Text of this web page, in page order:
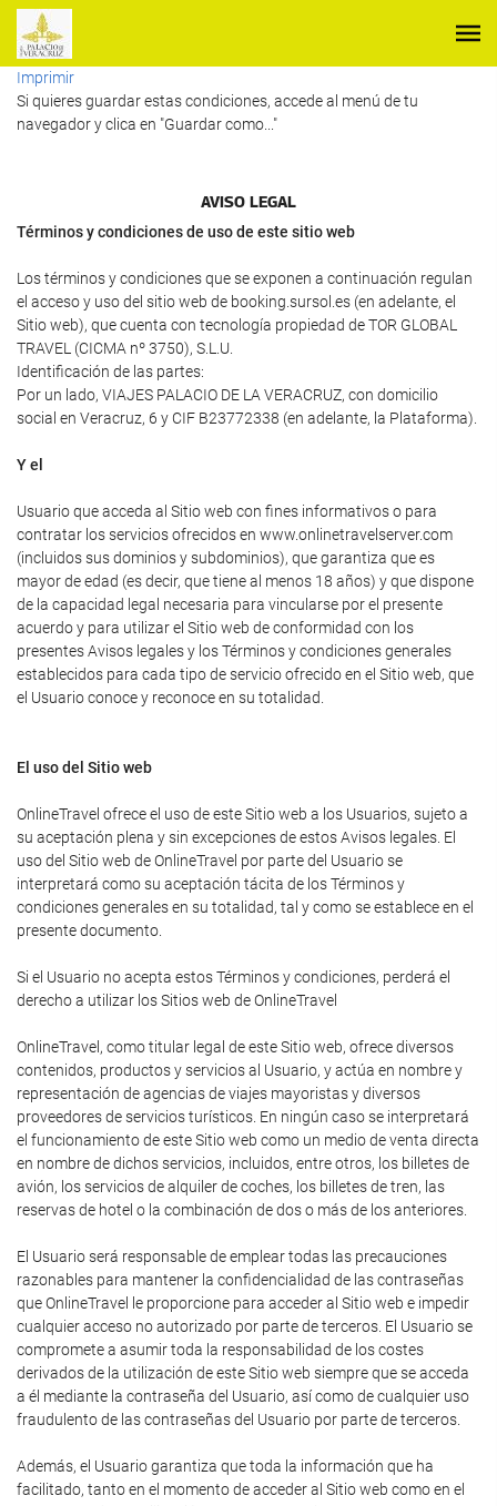
Imprimir
Si quieres guardar estas condiciones, accede al menú de tu
navegador y clica en "Guardar como..."
AVISO LEGAL
Términos y condiciones de uso de este sitio web
Los términos y condiciones que se exponen a continuación regulan
el acceso y uso del sitio web de booking.sursol.es (en adelante, el
Sitio web), que cuenta con tecnología propiedad de TOR GLOBAL
TRAVEL (CICMA nº 3750), S.L.U.
Identificación de las partes:
Por un lado, VIAJES PALACIO DE LA VERACRUZ, con domicilio
social en Veracruz, 6 y CIF B23772338 (en adelante, la Plataforma).
Y el
Usuario que acceda al Sitio web con fines informativos o para
contratar los servicios ofrecidos en www.onlinetravelserver.com
(incluidos sus dominios y subdominios), que garantiza que es
mayor de edad (es decir, que tiene al menos 18 años) y que dispone
de la capacidad legal necesaria para vincularse por el presente
acuerdo y para utilizar el Sitio web de conformidad con los
presentes Avisos legales y los Términos y condiciones generales
establecidos para cada tipo de servicio ofrecido en el Sitio web, que
el Usuario conoce y reconoce en su totalidad.
El uso del Sitio web
OnlineTravel ofrece el uso de este Sitio web a los Usuarios, sujeto a
su aceptación plena y sin excepciones de estos Avisos legales. El
uso del Sitio web de OnlineTravel por parte del Usuario se
interpretará como su aceptación tácita de los Términos y
condiciones generales en su totalidad, tal y como se establece en el
presente documento.
Si el Usuario no acepta estos Términos y condiciones, perderá el
derecho a utilizar los Sitios web de OnlineTravel
OnlineTravel, como titular legal de este Sitio web, ofrece diversos
contenidos, productos y servicios al Usuario, y actúa en nombre y
representación de agencias de viajes mayoristas y diversos
proveedores de servicios turísticos. En ningún caso se interpretará
el funcionamiento de este Sitio web como un medio de venta directa
en nombre de dichos servicios, incluidos, entre otros, los billetes de
avión, los servicios de alquiler de coches, los billetes de tren, las
reservas de hotel o la combinación de dos o más de los anteriores.
El Usuario será responsable de emplear todas las precauciones
razonables para mantener la confidencialidad de las contraseñas
que OnlineTravel le proporcione para acceder al Sitio web e impedir
cualquier acceso no autorizado por parte de terceros. El Usuario se
compromete a asumir toda la responsabilidad de los costes
derivados de la utilización de este Sitio web siempre que se acceda
a él mediante la contraseña del Usuario, así como de cualquier uso
fraudulento de las contraseñas del Usuario por parte de terceros.
Además, el Usuario garantiza que toda la información que ha
facilitado, tanto en el momento de acceder al Sitio web como en el